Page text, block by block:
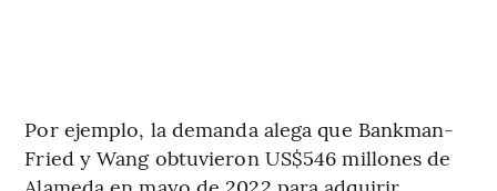
Por ejemplo, la demanda alega que Bankman-
Fried y Wang obtuvieron US$546 millones de